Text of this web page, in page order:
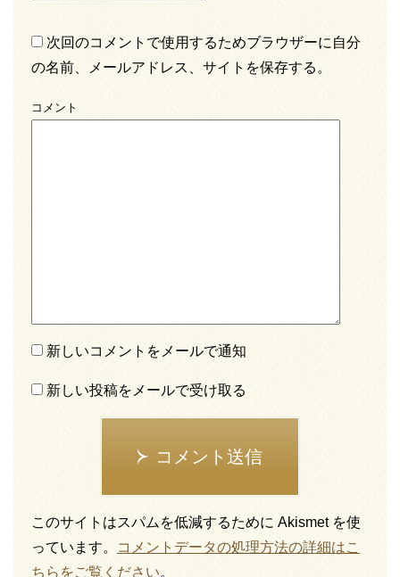
次回のコメントで使用するためブラウザーに自分
の名前、メールアドレス、サイトを保存する。
コメント
新しいコメントをメールで通知
新しい投稿をメールで受け取る
コメント送信
このサイトはスパムを低減するために Akismet を使
っています。
コメントデータの処理方法の詳細はこ
ちらをご覧ください。